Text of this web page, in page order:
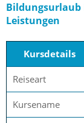
Bildungsurlaub
Leistungen
Kursdetails
Reiseart
Kursename